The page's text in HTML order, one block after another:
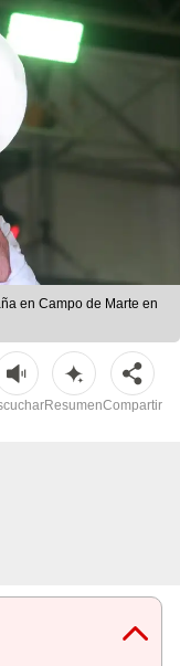
en Campo de Marte en
ResumenCompartir